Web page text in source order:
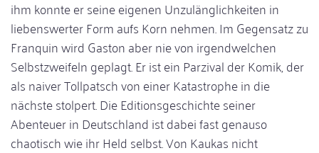
ihm konnte er seine eigenen Unzulänglichkeiten in
liebenswerter Form aufs Korn nehmen. Im Gegensatz zu
Franquin wird Gaston aber nie von irgendwelchen
Selbstzweifeln geplagt. Er ist ein Parzival der Komik, der
als naiver Tollpatsch von einer Katastrophe in die
nächste stolpert. Die Editionsgeschichte seiner
Abenteuer in Deutschland ist dabei fast genauso
chaotisch wie ihr Held selbst. Von Kaukas nicht